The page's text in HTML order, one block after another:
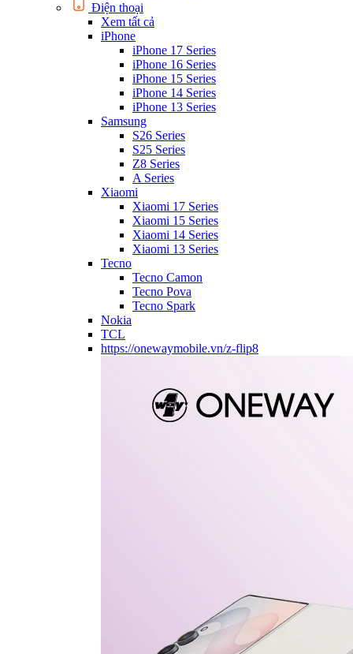
Điện thoại
Xem tất cả
iPhone
iPhone 17 Series
iPhone 16 Series
iPhone 15 Series
iPhone 14 Series
iPhone 13 Series
Samsung
S26 Series
S25 Series
Z8 Series
A Series
Xiaomi
Xiaomi 17 Series
Xiaomi 15 Series
Xiaomi 14 Series
Xiaomi 13 Series
Tecno
Tecno Camon
Tecno Pova
Tecno Spark
Nokia
TCL
https://onewaymobile.vn/z-flip8